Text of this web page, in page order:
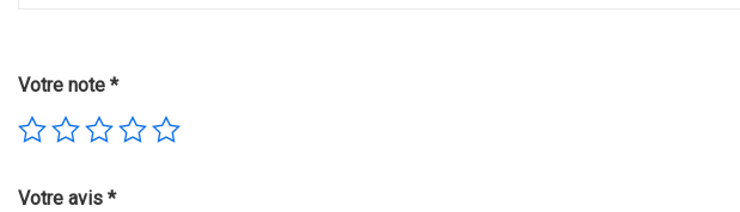
Votre note *
Votre avis *